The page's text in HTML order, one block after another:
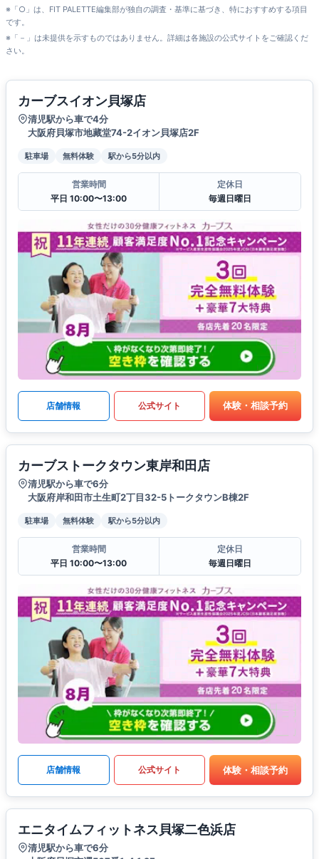
※「○」は、FIT PALETTE編集部が独自の調査・基準に基づき、特におすすめする項目
です。
※「－」は未提供を示すものではありません。詳細は各施設の公式サイトをご確認くだ
さい。
カーブスイオン貝塚店
清児駅から車で4分
大阪府貝塚市地藏堂74-2イオン貝塚店2F
駐車場 無料体験 駅から5分以内
営業時間
平日 10:00〜13:00
定休日
毎週日曜日
店舗情報 公式サイト 体験・相談予約
カーブストークタウン東岸和田店
清児駅から車で6分
大阪府岸和田市土生町2丁目32-5トークタウンB棟2F
駐車場 無料体験 駅から5分以内
営業時間
平日 10:00〜13:00
定休日
毎週日曜日
店舗情報 公式サイト 体験・相談予約
エニタイムフィットネス貝塚二色浜店
清児駅から車で6分